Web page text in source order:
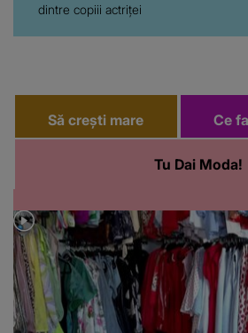
dintre copiii actriței
Să crești mare
Tu Dai Moda!
Ce